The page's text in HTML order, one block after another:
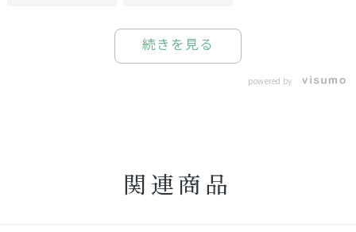
続きを見る
powered by
関連商品